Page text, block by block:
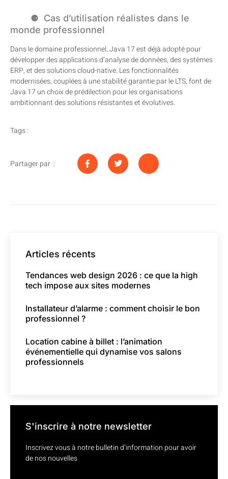
Cas d’utilisation réalistes dans le
monde professionnel
Dans le domaine professionnel, Java 17 est déjà adopté pour
développer des applications d’analyse de données, des systèmes
ERP, et des solutions cloud-native. Les fonctionnalités
modernisées, couplées à une stabilité garantie par le LTS, font de
Java 17 un choix de prédilection pour les organisations
ambitionnant des solutions résistantes et évolutives.
Tags :
Partager par :
Articles récents
Tendances web design 2026 : ce que la high
tech impose aux sites modernes
Installateur d’alarme : comment choisir le bon
professionnel ?
Location cabine à billet : l’animation
événementielle qui dynamise vos salons
professionnels
S'inscrire à notre newsletter
Inscrivez vous à notre bulletin d’information pour avoir
de nos nouvelles